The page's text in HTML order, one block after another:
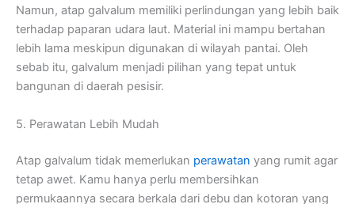
Namun, atap galvalum memiliki perlindungan yang lebih baik
terhadap paparan udara laut. Material ini mampu bertahan
lebih lama meskipun digunakan di wilayah pantai. Oleh
sebab itu, galvalum menjadi pilihan yang tepat untuk
bangunan di daerah pesisir.
5. Perawatan Lebih Mudah
Atap galvalum tidak memerlukan perawatan yang rumit agar
tetap awet. Kamu hanya perlu membersihkan
permukaannya secara berkala dari debu dan kotoran yang